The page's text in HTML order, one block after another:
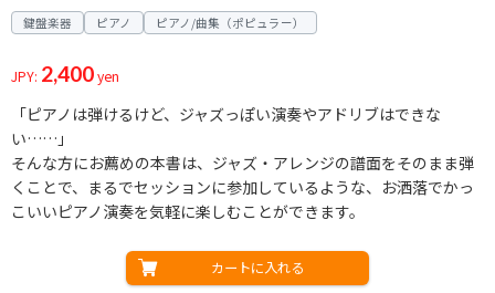
鍵盤楽器 ピアノ ピアノ/曲集（ポピュラー）
JPY: 2,400yen
「ピアノは弾けるけど、ジャズっぽい演奏やアドリブはできな
い……」
そんな方にお薦めの本書は、ジャズ・アレンジの譜面をそのまま弾
くことで、まるでセッションに参加しているような、お洒落でかっ
こいいピアノ演奏を気軽に楽しむことができます。
カートに入れる